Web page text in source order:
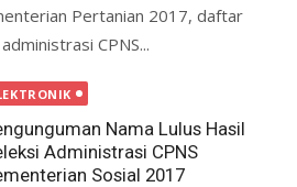
Pertanian 2017, daftar
CPNS...
Nama Lulus Hasil
Administrasi CPNS
Sosial 2017